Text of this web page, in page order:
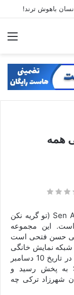
همه
سریال ترکی شهرزاد با نام Sen Aglama Istanbul (تو گریه نکن
این مجموعه
حسن فتحی است
فصل بین سال‌های 1394 تا 1397 در شبکه نمایش خانگی
عرضه شد. قسمت اول سریال ترکی شهرزاد در تاریخ 10 دسامبر
2024 (20 آذر 1403) از شبکه Star TV به پخش رسید و
شهرزاد ترکی چه